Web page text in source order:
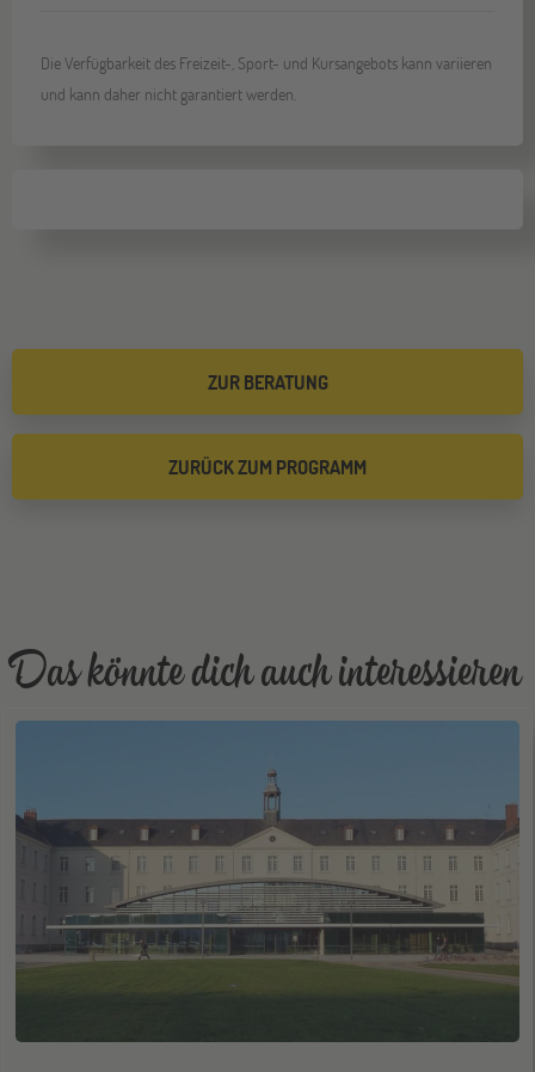
Die Verfügbarkeit des Freizeit-, Sport- und Kursangebots kann variieren
und kann daher nicht garantiert werden.
ZUR BERATUNG
ZURÜCK ZUM PROGRAMM
Das könnte dich auch interessieren